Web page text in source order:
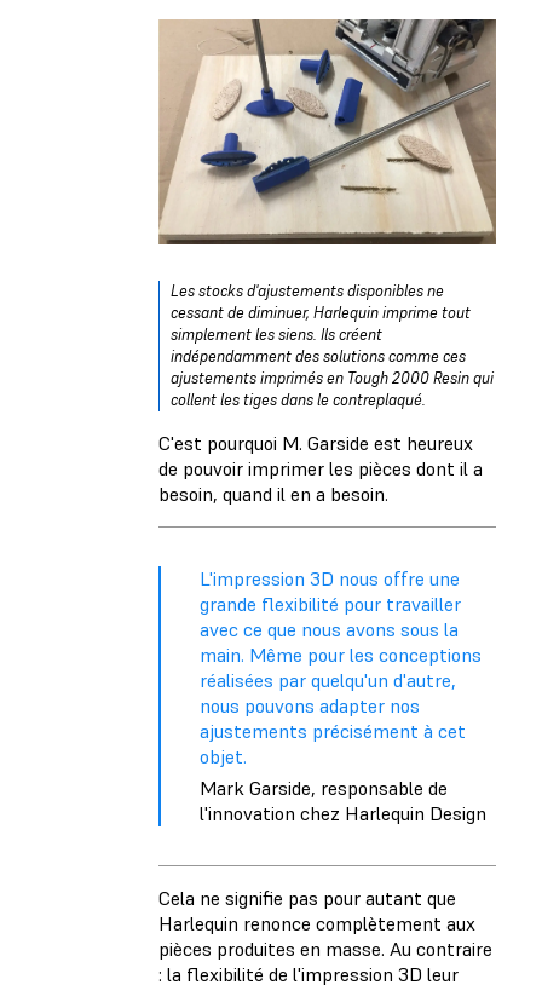
Les stocks d'ajustements disponibles ne
cessant de diminuer, Harlequin imprime tout
simplement les siens. Ils créent
indépendamment des solutions comme ces
ajustements imprimés en Tough 2000 Resin qui
collent les tiges dans le contreplaqué.
C'est pourquoi M. Garside est heureux
de pouvoir imprimer les pièces dont il a
besoin, quand il en a besoin.
L'impression 3D nous offre une
grande flexibilité pour travailler
avec ce que nous avons sous la
main. Même pour les conceptions
réalisées par quelqu'un d'autre,
nous pouvons adapter nos
ajustements précisément à cet
objet.
Mark Garside, responsable de
l'innovation chez Harlequin Design
Cela ne signifie pas pour autant que
Harlequin renonce complètement aux
pièces produites en masse. Au contraire
: la flexibilité de l'impression 3D leur